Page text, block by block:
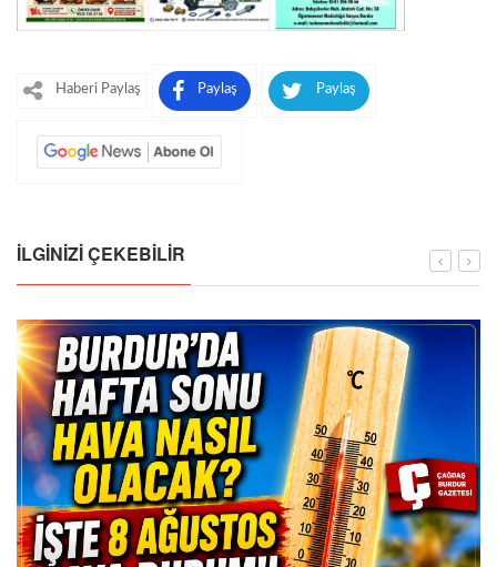
Haberi Paylaş Paylaş Paylaş
İLGINIZI ÇEKEBILIR